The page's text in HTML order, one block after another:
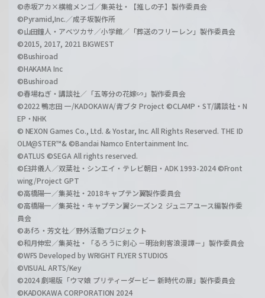
©赤坂アカ×横槍メンゴ／集英社・【推しの子】製作委員会
©Pyramid,Inc.／成子坂製作所
©山田鐘人・アベツカサ／小学館／「葬送のフリーレン」製作委員会
©2015, 2017, 2021 BIGWEST
©Bushiroad
©HAKAMA Inc
©Bushiroad
©春場ねぎ・講談社／「五等分の花嫁∽」製作委員会
©2022 鴨志田 一/KADOKAWA/青ブタ Project ©CLAMP・ST/講談社・N
EP・NHK
© NEXON Games Co., Ltd. & Yostar, Inc. All Rights Reserved. THE ID
OLM@STER™& ©Bandai Namco Entertainment Inc.
©ATLUS ©SEGA All rights reserved.
©臼井儀人／双葉社・シンエイ・テレビ朝日・ADK 1993-2024 ©Front
wing/Project GPT
©高橋陽一／集英社・2018キャプテン翼製作委員会
©高橋陽一／集英社・キャプテン翼シーズン２ ジュニアユース編製作委
員会
©あfろ・芳文社／野外活動プロジェクト
©和月伸宏／集英社・「るろうに剣心 －明治剣客浪漫譚－」製作委員会
©WFS Developed by WRIGHT FLYER STUDIOS
©VISUAL ARTS/Key
©2024 劇場版「ウマ娘 プリティーダービー 新時代の扉」製作委員会
©KADOKAWA CORPORATION 2024